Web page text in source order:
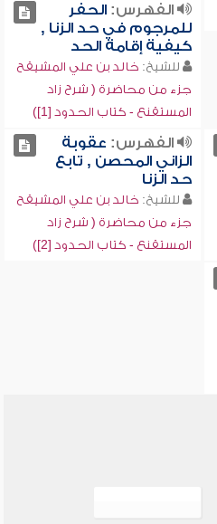
الفهرس:الحفر
للمرجوم في حد الزنا ,
كيفية إقامة الحد
للشيخ: خالد بن علي المشيقح
جزء من محاضرة ( شرح زاد
المستقنع - كتاب الحدود [1])
الفهرس: عقوبة
الزاني المحصن , تابع
حد الزنا
للشيخ: خالد بن علي المشيقح
جزء من محاضرة ( شرح زاد
المستقنع - كتاب الحدود [2])